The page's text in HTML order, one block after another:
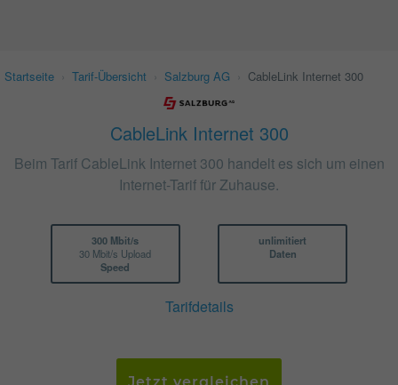
Startseite Tarif-Übersicht Salzburg AG CableLink Internet 300
CableLink Internet 300
Beim Tarif CableLink Internet 300 handelt es sich um einen
Internet-Tarif für Zuhause.
300 Mbit/s
30 Mbit/s Upload
Speed
unlimitiert
Daten
Tarifdetails